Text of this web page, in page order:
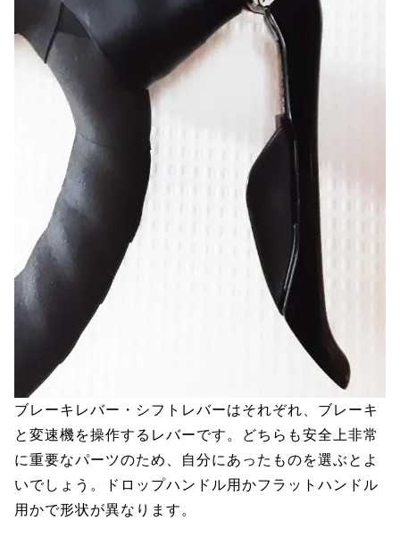
ブレーキレバー・シフトレバーはそれぞれ、ブレーキ
と変速機を操作するレバーです。どちらも安全上非常
に重要なパーツのため、自分にあったものを選ぶとよ
いでしょう。ドロップハンドル用かフラットハンドル
用かで形状が異なります。